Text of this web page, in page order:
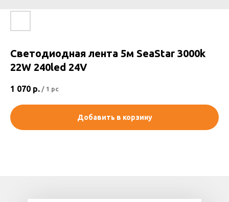
Светодиодная лента 5м SeaStar 3000k
22W 240led 24V
1 070 р. / 1 pc
Добавить в корзину